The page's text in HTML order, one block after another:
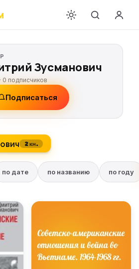
Зусманович
0 подписчиков
Подписаться
2 кн.
по дате по названию по году